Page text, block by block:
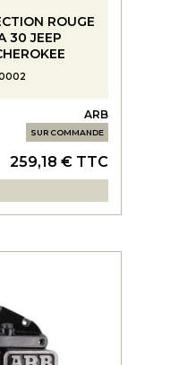
ROUGE
30 JEEP
ARB
SUR COMMANDE
259,18 € TTC